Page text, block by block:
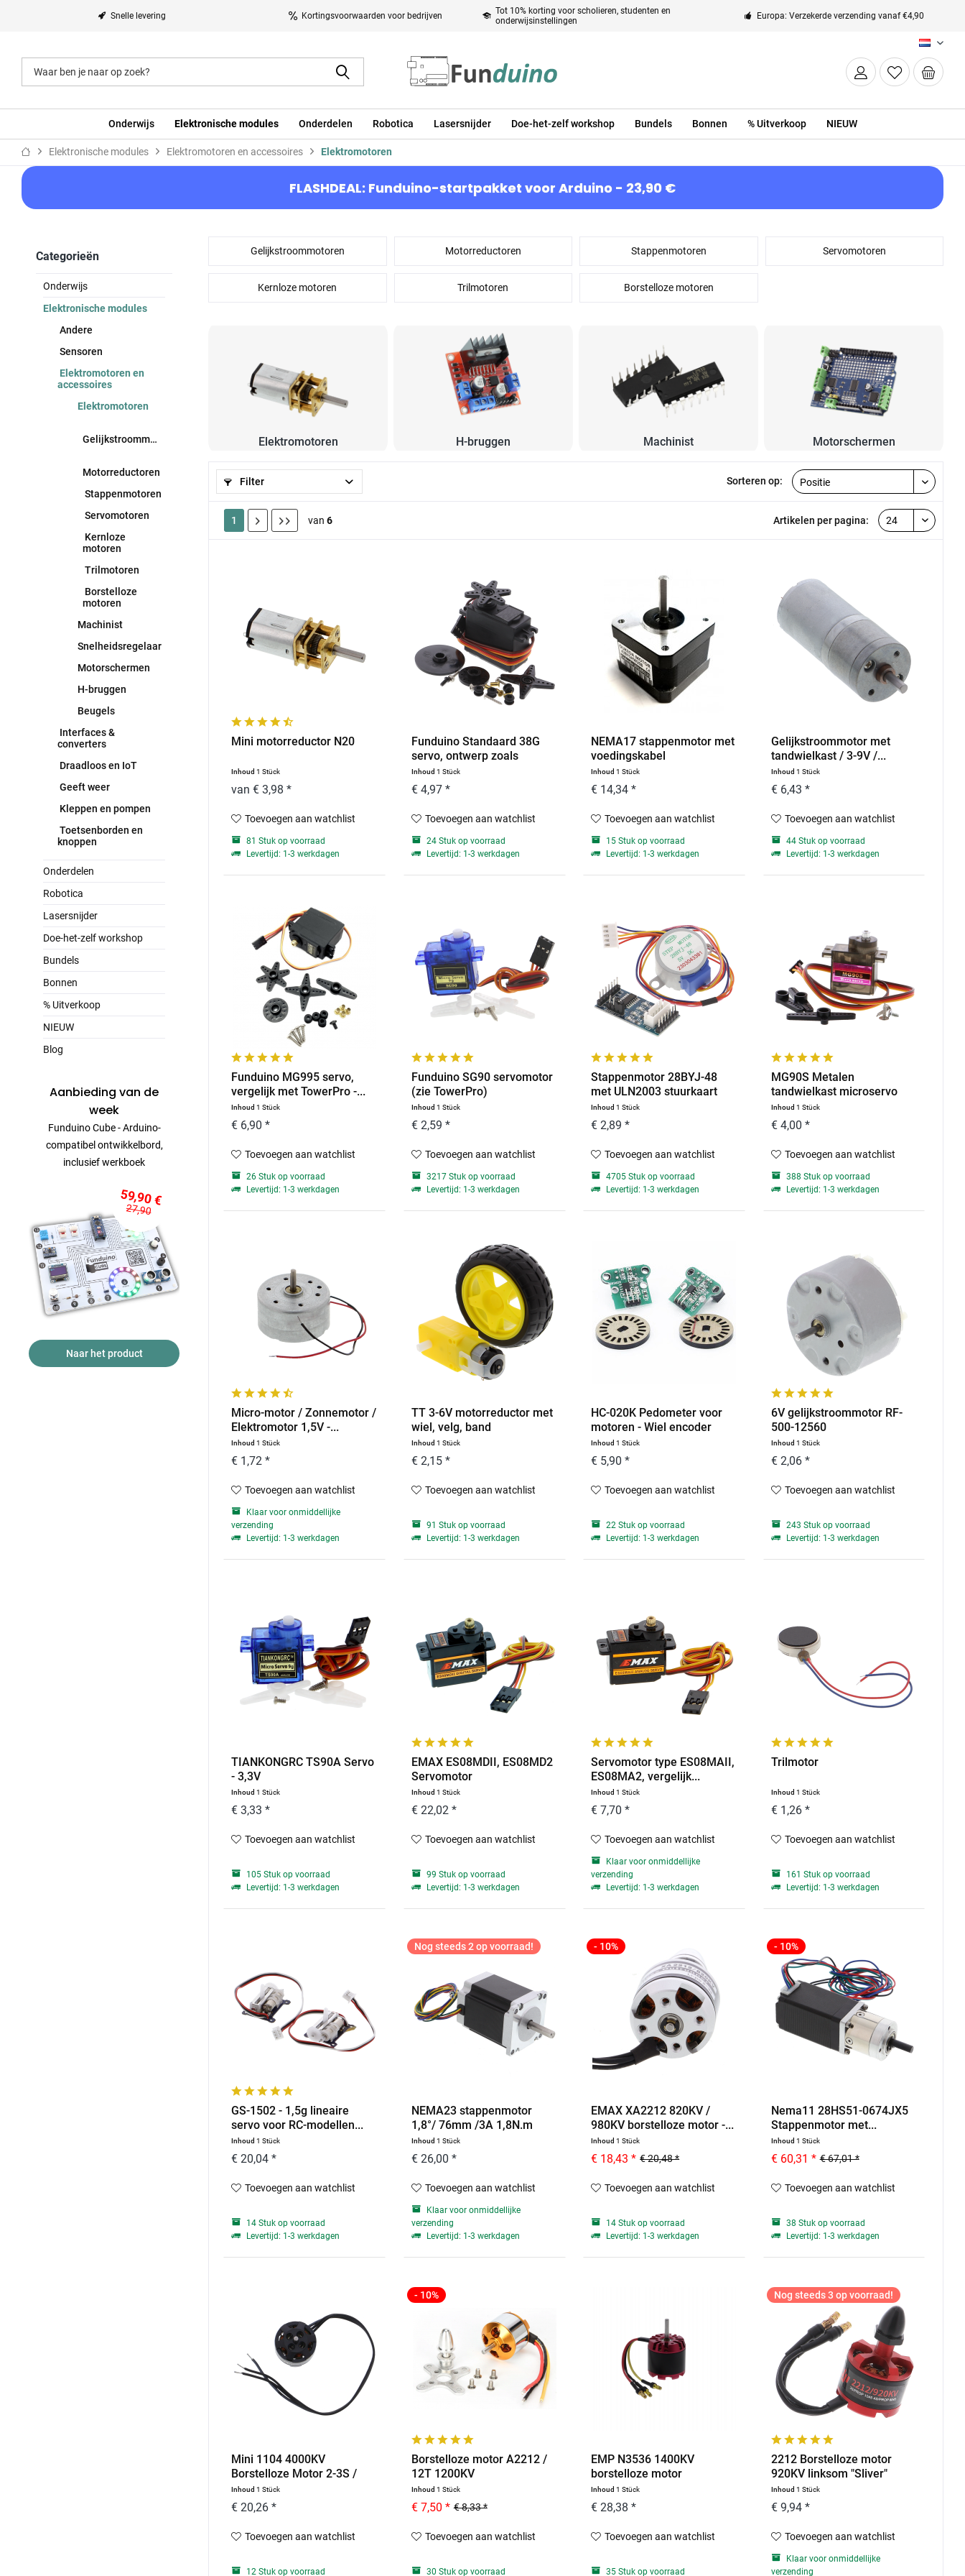
Snelle levering Kortingsvoorwaarden voor bedrijven
Tot 10% korting voor scholieren, studenten en
onderwijsinstellingen
Europa: Verzekerde verzending vanaf €4,90
NL
Onderwijs Elektronische modules Onderdelen Robotica Lasersnijder Doe-het-zelf workshop Bundels Bonnen % Uitverkoop NIEUW
Elektronische modules Elektromotoren en accessoires Elektromotoren
FLASHDEAL: Funduino-startpakket voor Arduino - 23,90 €
Categorieën
Onderwijs
Elektronische modules
Andere
Sensoren
Elektromotoren en
accessoires
Elektromotoren
Gelijkstroommotoren
Motorreductoren
Stappenmotoren
Servomotoren
Kernloze
motoren
Trilmotoren
Borstelloze
motoren
Machinist
Snelheidsregelaar
Motorschermen
H-bruggen
Beugels
Interfaces &
converters
Draadloos en IoT
Geeft weer
Kleppen en pompen
Toetsenborden en
knoppen
Onderdelen
Robotica
Lasersnijder
Doe-het-zelf workshop
Bundels
Bonnen
% Uitverkoop
NIEUW
Blog
Aanbieding van de
week
Funduino Cube - Arduino-
compatibel ontwikkelbord,
inclusief werkboek
59,90 €
27,90
Naar het product
Gelijkstroommotoren Motorreductoren Stappenmotoren Servomotoren
Kernloze motoren Trilmotoren Borstelloze motoren
Elektromotoren H-bruggen Machinist Motorschermen
Filter Sorteren op:
1 van 6 Artikelen per pagina:
Mini motorreductor N20
Inhoud1 Stück
van € 3,98 *
Toevoegen aan watchlist
81 Stuk op voorraad
Levertijd: 1-3 werkdagen
Funduino Standaard 38G
servo, ontwerp zoals
SG5010
Inhoud 1 Stück
€ 4,97 *
Toevoegen aan watchlist
24 Stuk op voorraad
Levertijd: 1-3 werkdagen
NEMA17 stappenmotor met
voedingskabel
Inhoud1 Stück
€ 14,34 *
Toevoegen aan watchlist
15 Stuk op voorraad
Levertijd: 1-3 werkdagen
Gelijkstroommotor met
tandwielkast / 3-9V /...
Inhoud 1 Stück
€ 6,43 *
Toevoegen aan watchlist
44 Stuk op voorraad
Levertijd: 1-3 werkdagen
Funduino MG995 servo,
vergelijk met TowerPro -...
Inhoud1 Stück
€ 6,90 *
Toevoegen aan watchlist
26 Stuk op voorraad
Levertijd: 1-3 werkdagen
Funduino SG90 servomotor
(zie TowerPro)
Inhoud 1 Stück
€ 2,59 *
Toevoegen aan watchlist
3217 Stuk op voorraad
Levertijd: 1-3 werkdagen
Stappenmotor 28BYJ-48
met ULN2003 stuurkaart
Inhoud1 Stück
€ 2,89 *
Toevoegen aan watchlist
4705 Stuk op voorraad
Levertijd: 1-3 werkdagen
MG90S Metalen
tandwielkast microservo
Inhoud 1 Stück
€ 4,00 *
Toevoegen aan watchlist
388 Stuk op voorraad
Levertijd: 1-3 werkdagen
Micro-motor / Zonnemotor /
Elektromotor 1,5V -...
Inhoud1 Stück
€ 1,72 *
Toevoegen aan watchlist
Klaar voor onmiddellijke
verzending
Levertijd: 1-3 werkdagen
TT 3-6V motorreductor met
wiel, velg, band
Inhoud 1 Stück
€ 2,15 *
Toevoegen aan watchlist
91 Stuk op voorraad
Levertijd: 1-3 werkdagen
HC-020K Pedometer voor
motoren - Wiel encoder
Inhoud1 Stück
€ 5,90 *
Toevoegen aan watchlist
22 Stuk op voorraad
Levertijd: 1-3 werkdagen
6V gelijkstroommotor RF-
500-12560
Inhoud 1 Stück
€ 2,06 *
Toevoegen aan watchlist
243 Stuk op voorraad
Levertijd: 1-3 werkdagen
TIANKONGRC TS90A Servo
- 3,3V
Inhoud1 Stück
€ 3,33 *
Toevoegen aan watchlist
105 Stuk op voorraad
Levertijd: 1-3 werkdagen
EMAX ES08MDII, ES08MD2
Servomotor
Inhoud 1 Stück
€ 22,02 *
Toevoegen aan watchlist
99 Stuk op voorraad
Levertijd: 1-3 werkdagen
Servomotor type ES08MAII,
ES08MA2, vergelijk...
Inhoud1 Stück
€ 7,70 *
Toevoegen aan watchlist
Klaar voor onmiddellijke
verzending
Levertijd: 1-3 werkdagen
Trilmotor
Inhoud 1 Stück
€ 1,26 *
Toevoegen aan watchlist
161 Stuk op voorraad
Levertijd: 1-3 werkdagen
GS-1502 - 1,5g lineaire
servo voor RC-modellen...
Inhoud1 Stück
€ 20,04 *
Toevoegen aan watchlist
14 Stuk op voorraad
Levertijd: 1-3 werkdagen
Nog steeds 2 op voorraad!
NEMA23 stappenmotor
1,8°/ 76mm /3A 1,8N.m
Inhoud 1 Stück
€ 26,00 *
Toevoegen aan watchlist
Klaar voor onmiddellijke
verzending
Levertijd: 1-3 werkdagen
- 10%
EMAX XA2212 820KV /
980KV borstelloze motor -...
Inhoud1 Stück
€ 20,48 *
€ 18,43 *
Toevoegen aan watchlist
14 Stuk op voorraad
Levertijd: 1-3 werkdagen
- 10%
Nema11 28HS51-0674JX5
Stappenmotor met...
Inhoud 1 Stück
€ 67,01 *
€ 60,31 *
Toevoegen aan watchlist
38 Stuk op voorraad
Levertijd: 1-3 werkdagen
Mini 1104 4000KV
Borstelloze Motor 2-3S /
Voor...
Inhoud1 Stück
€ 20,26 *
Toevoegen aan watchlist
12 Stuk op voorraad
- 10%
Borstelloze motor A2212 /
12T 1200KV
Inhoud 1 Stück
€ 8,33 *
€ 7,50 *
Toevoegen aan watchlist
30 Stuk op voorraad
EMP N3536 1400KV
borstelloze motor
Inhoud1 Stück
€ 28,38 *
Toevoegen aan watchlist
35 Stuk op voorraad
Nog steeds 3 op voorraad!
2212 Borstelloze motor
920KV linksom "Sliver"
Inhoud 1 Stück
€ 9,94 *
Toevoegen aan watchlist
Klaar voor onmiddellijke
verzending